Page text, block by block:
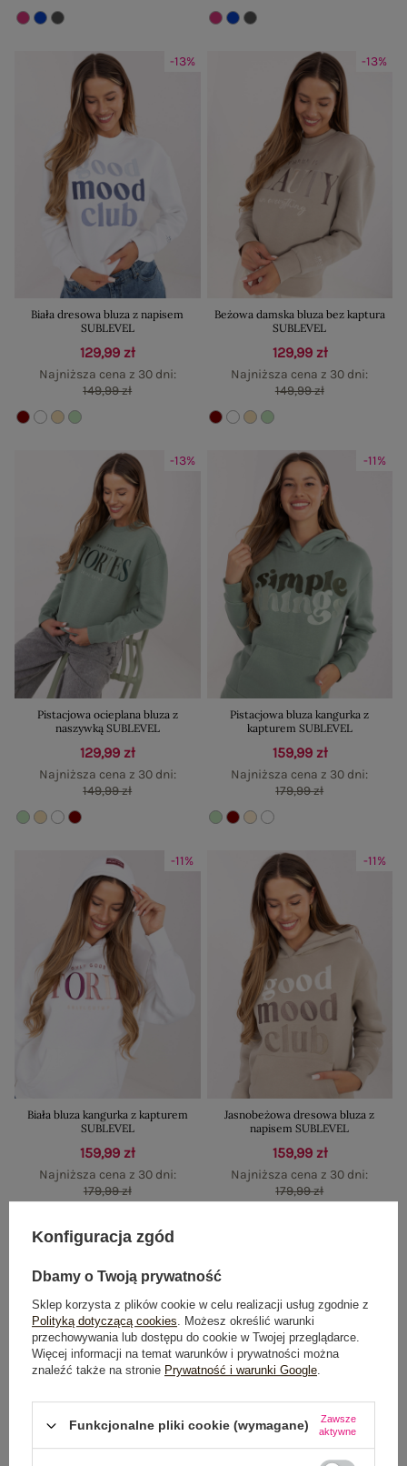
-13%
Biała dresowa bluza z napisem
SUBLEVEL
129,99 zł
Najniższa cena z 30 dni:
149,99 zł
-13%
Beżowa damska bluza bez kaptura
SUBLEVEL
129,99 zł
Najniższa cena z 30 dni:
149,99 zł
-13%
Pistacjowa ocieplana bluza z
naszywką SUBLEVEL
129,99 zł
Najniższa cena z 30 dni:
149,99 zł
-11%
Pistacjowa bluza kangurka z
kapturem SUBLEVEL
159,99 zł
Najniższa cena z 30 dni:
179,99 zł
-11%
Biała bluza kangurka z kapturem
SUBLEVEL
159,99 zł
Najniższa cena z 30 dni:
179,99 zł
-11%
Jasnobeżowa dresowa bluza z
napisem SUBLEVEL
159,99 zł
Najniższa cena z 30 dni:
179,99 zł
Konfiguracja zgód
Dbamy o Twoją prywatność
Sklep korzysta z plików cookie w celu realizacji usług zgodnie z
Polityką dotyczącą cookies. Możesz określić warunki
przechowywania lub dostępu do cookie w Twojej przeglądarce.
Więcej informacji na temat warunków i prywatności można
znaleźć także na stronie Prywatność i warunki Google.
Funkcjonalne pliki cookie (wymagane)
Zawsze
aktywne